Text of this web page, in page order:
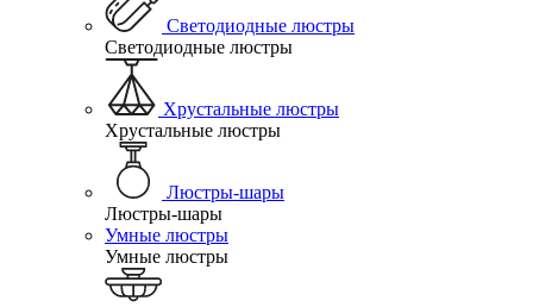
Светодиодные люстры
Светодиодные люстры
Хрустальные люстры
Хрустальные люстры
Люстры-шары
Люстры-шары
Умные люстры
Умные люстры